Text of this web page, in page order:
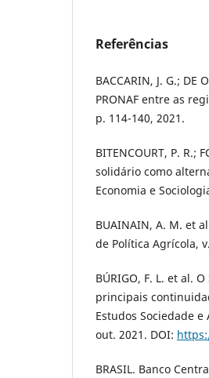
Referências
BACCARIN, J. G.;
PRONAF entre as
p. 114-140, 2021.
BITENCOURT, P. R.;
solidário como
Economia e
BUAINAIN, A. M. et
de Política Agrícola,
BÚRIGO, F. L. et al.
principais
Estudos Sociedade
out. 2021. DOI:
BRASIL. Banco